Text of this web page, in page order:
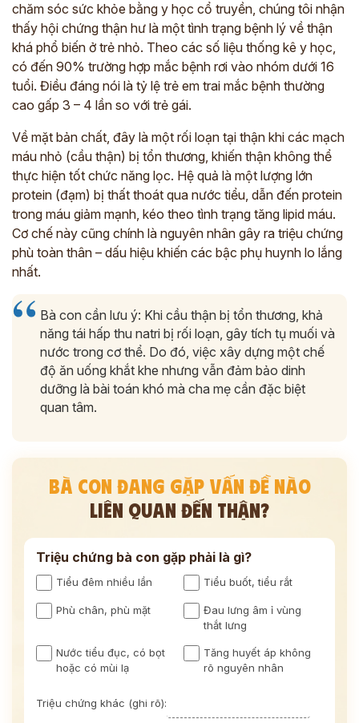
chăm sóc sức khỏe bằng y học cổ truyền, chúng tôi nhận
thấy hội chứng thận hư là một tình trạng bệnh lý về thận
khá phổ biến ở trẻ nhỏ. Theo các số liệu thống kê y học,
có đến 90% trường hợp mắc bệnh rơi vào nhóm dưới 16
tuổi. Điều đáng nói là tỷ lệ trẻ em trai mắc bệnh thường
cao gấp 3 – 4 lần so với trẻ gái.
Về mặt bản chất, đây là một rối loạn tại thận khi các mạch
máu nhỏ (cầu thận) bị tổn thương, khiến thận không thể
thực hiện tốt chức năng lọc. Hệ quả là một lượng lớn
protein (đạm) bị thất thoát qua nước tiểu, dẫn đến protein
trong máu giảm mạnh, kéo theo tình trạng tăng lipid máu.
Cơ chế này cũng chính là nguyên nhân gây ra triệu chứng
phù toàn thân – dấu hiệu khiến các bậc phụ huynh lo lắng
nhất.
Bà con cần lưu ý: Khi cầu thận bị tổn thương, khả
năng tái hấp thu natri bị rối loạn, gây tích tụ muối và
nước trong cơ thể. Do đó, việc xây dựng một chế
độ ăn uống khắt khe nhưng vẫn đảm bảo dinh
dưỡng là bài toán khó mà cha mẹ cần đặc biệt
quan tâm.
BÀ CON ĐANG GẶP VẤN ĐỀ NÀO
LIÊN QUAN ĐẾN THẬN?
Triệu chứng bà con gặp phải là gì?
Tiểu đêm nhiều lần Tiểu buốt, tiểu rắt
Phù chân, phù mặt
Đau lưng âm ỉ vùng
thắt lưng
Nước tiểu đục, có bọt
hoặc có mùi lạ
Tăng huyết áp không
rõ nguyên nhân
Triệu chứng khác (ghi rõ):